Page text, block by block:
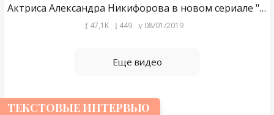
Актриса Александра Никифорова в новом сериале "Султан моего сердца".
47,1K 449 08/01/2019
Еще видео
ТЕКСТОВЫЕ ИНТЕРВЬЮ